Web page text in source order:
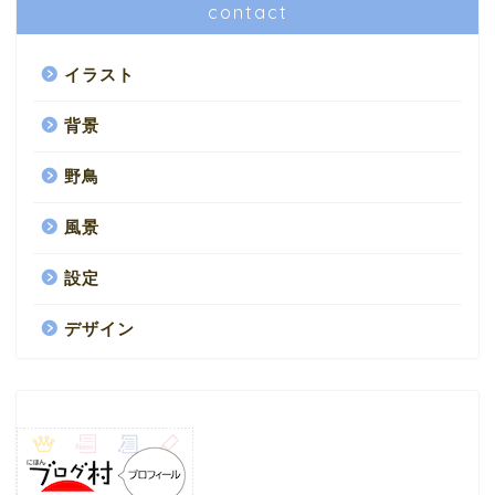
contact
イラスト
背景
野鳥
風景
設定
デザイン